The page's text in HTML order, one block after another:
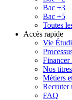
Bac +3
Bac +5
Toutes
Accès rapide
Vie
Financer
Nos
Métiers
Recruter
FAQ